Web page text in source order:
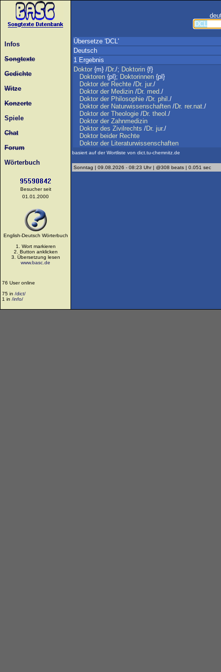
Infos
Songtexte
Gedichte
Witze
Konzerte
Spiele
Chat
Forum
Wörterbuch
Besucher seit
01.01.2000
English-Deutsch Wörterbuch
1. Wort markieren
2. Button anklicken
3. Übersetzung lesen
www.basc.de
76 User online
75 in /dict/
1 in /info/
Übersetze 'DCL'
Deutsch
1 Ergebnis
Doktor {m} /Dr./; Doktorin {f}
Doktoren {pl}; Doktorinnen {pl}
Doktor der Rechte /Dr. jur./
Doktor der Medizin /Dr. med./
Doktor der Philosophie /Dr. phil ./
Doktor der Naturwissenschaften /Dr. rer.nat./
Doktor der Theologie /Dr. theol ./
Doktor der Zahnmedizin
Doktor des Zivilrechts /Dr. jur./
Doktor beider Rechte
Doktor der Literaturwissenschaften
basiert auf der Wortliste von dict.tu-chemnitz.de
Sonntag | 09.08.2026 - 08:23 Uhr | @308 beats | 0.051 sec